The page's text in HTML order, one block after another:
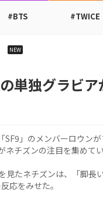
#BTS #TWICE
NEW
単独グラビア
SF9」のメンバーロウン
ネチズンの注目を集めてい
見たネチズンは、「脚長
応をみせた。